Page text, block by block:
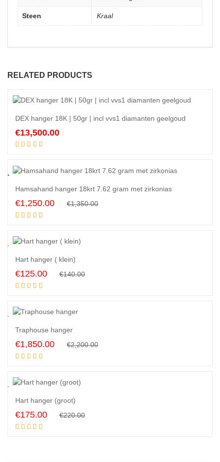
Steen Kraal
RELATED PRODUCTS
DEX hanger 18K | 50gr | incl vvs1 diamanten geelgoud
€13,500.00
Hamsahand hanger 18krt 7.62 gram met zirkonias
€1,350.00Original
€1,250.00
Current
Hart hanger ( klein)
€140.00Original
€125.00
Current
Traphouse hanger
€2,200.00Original
€1,850.00
Current
Hart hanger (groot)
€220.00Original
€175.00
Current